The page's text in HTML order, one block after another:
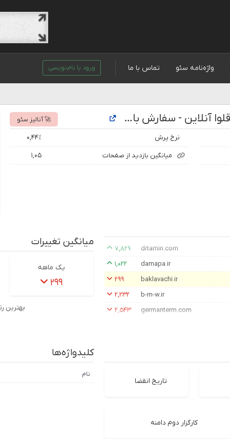
واژه‌نامه سئو تماس با ما ورود یا نام‌نویسی
تحلیل رتبه و بازدید سایت خرید باقلوا آنلاین - سفارش باقلوا با ارسال فوری | باکلاواچی 🚀 آنالیز سئو
نرخ پرش ۰,۴۴٪
میانگین بازدید از صفحات ۱,۰۵
drtamin.com
۷,۸۲۹
damapa.ir
۱,۰۲۲
baklavachi.ir
۲۹۹
b-m-w.ir
۲,۲۳۲
germanterm.com ۲,۵۴۳
میانگین تغییرات
یک ماهه
۲۹۹
بهترین
تاریخ انقضا
کارگزار دوم دامنه
کلیدواژه‌ها
نام